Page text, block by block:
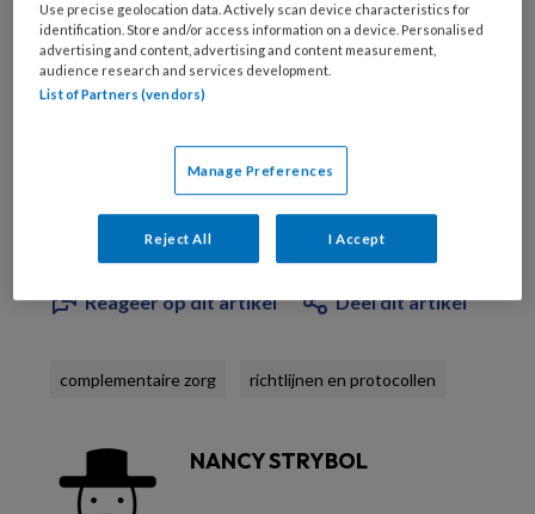
Al abonnee?Log dan in
Reageer op dit artikel Deel dit artikel
complementaire zorg richtlijnen en protocollen
NANCY STRYBOL
Use precise geolocation data. Actively scan device characteristics for
identification. Store and/or access information on a device. Personalised
advertising and content, advertising and content measurement,
audience research and services development.
List of Partners (vendors)
Manage Preferences
Reject All I Accept